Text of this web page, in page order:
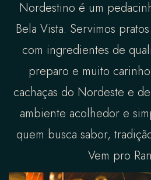
Nordestino é um
Bela Vista. Servimos
com ingredientes de
preparo e muito
cachaças do Nordeste e
ambiente acolhedor e
quem busca sabor,
Vem pro